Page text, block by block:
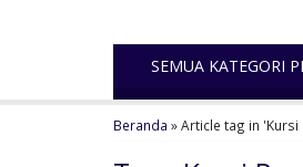
SEMUA KATEGORI
Beranda »Article tag in